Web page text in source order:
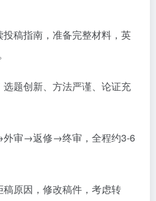
投稿指南，准备完整材料，英
选题创新、方法严谨、论证充
审→返修→终审，全程约3-6
稿原因，修改稿件，考虑转